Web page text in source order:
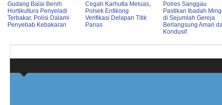
Gudang Balai Benih
Hortikultura Penyeladi
Terbakar, Polisi Dalami
Penyebab Kebakaran
Cegah Karhutla Meluas,
Polsek Entikong
Verifikasi Delapan Titik
Panas
Polres Sanggau
Pastikan Ibadah
di Sejumlah Gereja
Berlangsung Aman
Kondusif